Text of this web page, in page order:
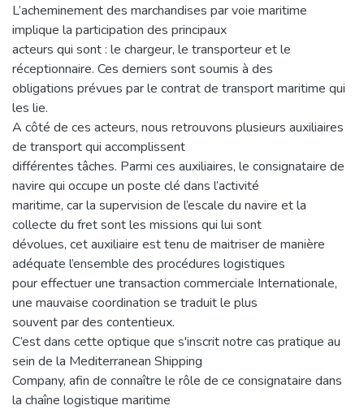
L’acheminement des marchandises par voie maritime
implique la participation des principaux
acteurs qui sont : le chargeur, le transporteur et le
réceptionnaire. Ces derniers sont soumis à des
obligations prévues par le contrat de transport maritime qui
les lie.
A côté de ces acteurs, nous retrouvons plusieurs auxiliaires
de transport qui accomplissent
différentes tâches. Parmi ces auxiliaires, le consignataire de
navire qui occupe un poste clé dans l’activité
maritime, car la supervision de l’escale du navire et la
collecte du fret sont les missions qui lui sont
dévolues, cet auxiliaire est tenu de maitriser de manière
adéquate l’ensemble des procédures logistiques
pour effectuer une transaction commerciale Internationale,
une mauvaise coordination se traduit le plus
souvent par des contentieux.
C’est dans cette optique que s'inscrit notre cas pratique au
sein de la Mediterranean Shipping
Company, afin de connaître le rôle de ce consignataire dans
la chaîne logistique maritime